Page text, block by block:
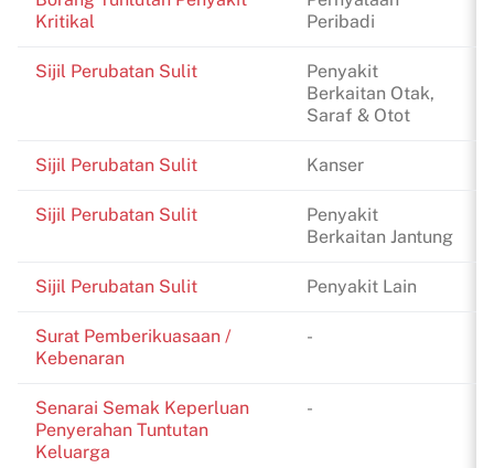
Kritikal
Peribadi
Sijil Perubatan Sulit
Penyakit
Berkaitan Otak,
Saraf & Otot
Sijil Perubatan Sulit Kanser
Sijil Perubatan Sulit
Penyakit
Berkaitan Jantung
Sijil Perubatan Sulit Penyakit Lain
Surat Pemberikuasaan /
Kebenaran
-
Senarai Semak Keperluan
Penyerahan Tuntutan
Keluarga
-